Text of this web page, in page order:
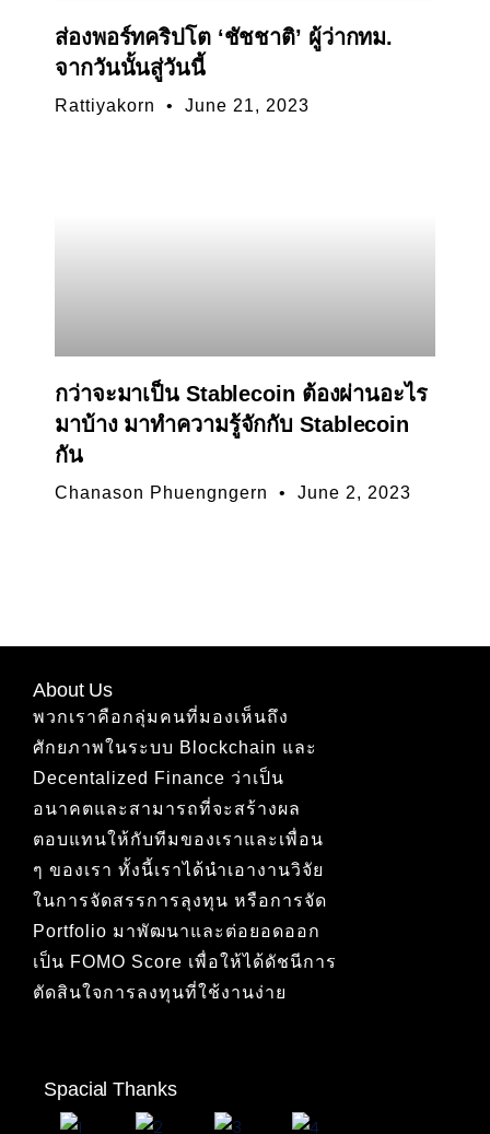
ส่องพอร์ทคริปโต ‘ชัชชาติ’ ผู้ว่ากทม.
จากวันนั้นสู่วันนี้
Rattiyakorn June 21, 2023
กว่าจะมาเป็น Stablecoin ต้องผ่านอะไร
มาบ้าง มาทำความรู้จักกับ Stablecoin
กัน
Chanason Phuengngern June 2, 2023
About Us
พวกเราคือกลุ่มคนที่มองเห็นถึง
ศักยภาพในระบบ Blockchain และ
Decentalized Finance ว่าเป็น
อนาคตและสามารถที่จะสร้างผล
ตอบแทนให้กับทีมของเราและเพื่อน
ๆ ของเรา ทั้งนี้เราได้นำเอางานวิจัย
ในการจัดสรรการลุงทุน หรือการจัด
Portfolio มาพัฒนาและต่อยอดออก
เป็น FOMO Score เพื่อให้ได้ดัชนีการ
ตัดสินใจการลงทุนที่ใช้งานง่าย
Spacial Thanks